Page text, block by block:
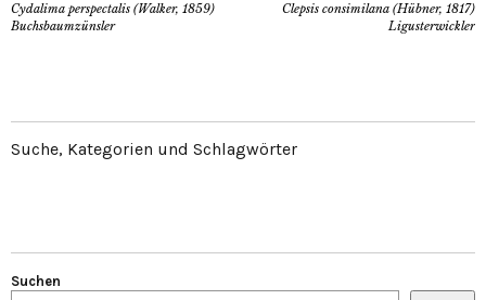
Cydalima perspectalis (Walker, 1859)
Buchsbaumzünsler
Clepsis consimilana (Hübner, 1817)
Ligusterwickler
Suche, Kategorien und Schlagwörter
Suchen